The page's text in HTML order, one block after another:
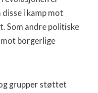
i kamp mot
Som andre politiske
mot borgerlige
grupper støttet